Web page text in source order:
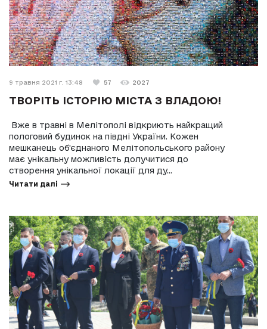
9 травня 2021 г. 13:48 57 2027
ТВОРІТЬ ІСТОРІЮ МІСТА З ВЛАДОЮ!
Вже в травні в Мелітополі відкриють найкращий
пологовий будинок на півдні України. Кожен
мешканець об'єднаного Мелітопольського району
має унікальну можливість долучитися до
створення унікальної локації для ду...
Читати далі